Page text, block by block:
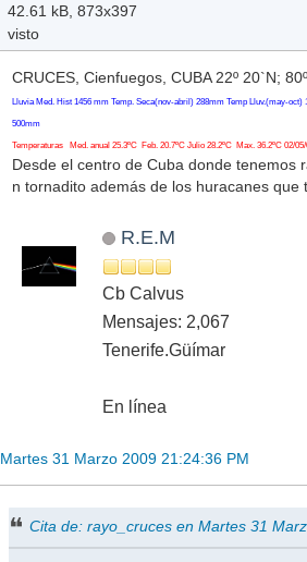
42.61 kB, 873x397
visto
CRUCES, Cienfuegos, CUBA 22º 20`N;
Lluvia Med. Hist 1456 mm Temp. Seca(nov-abril) 288mm Temp Lluv.(may-oct)
500mm
Temperaturas Med. anual 25.3ºC Feb. 20.7ºC Julio 28.2ºC Max. 36.2ºC 02/05/
Desde el centro de Cuba donde tenemos
n tornadito además de los huracanes que
R.E.M
Cb Calvus
Mensajes: 2,067
Tenerife.Güímar
En línea
Martes 31 Marzo 2009 21:24:36 PM
Cita de: rayo_cruces en Martes 31